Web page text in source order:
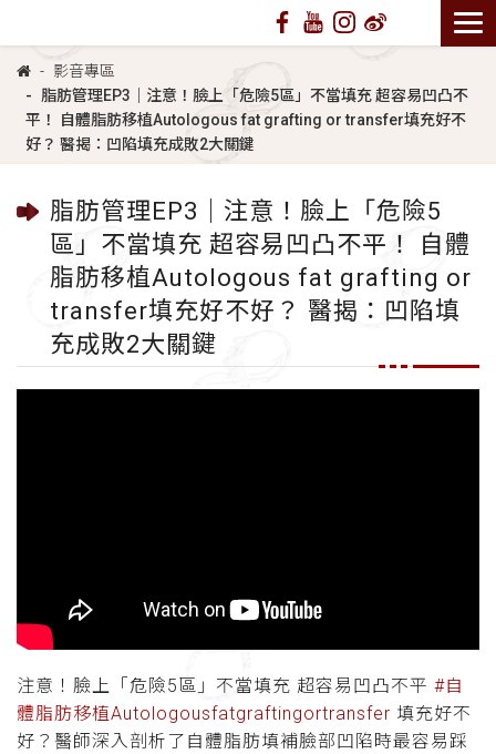
影音專區
脂肪管理EP3｜注意！臉上「危險5區」不當填充 超容易凹凸不
平！ 自體脂肪移植Autologous fat grafting or transfer填充好不
好？ 醫揭：凹陷填充成敗2大關鍵
脂肪管理EP3｜注意！臉上「危險5
區」不當填充 超容易凹凸不平！ 自體
脂肪移植Autologous fat grafting or
transfer填充好不好？ 醫揭：凹陷填
充成敗2大關鍵
注意！臉上「危險5區」不當填充 超容易凹凸不平 #自
體脂肪移植Autologousfatgraftingortransfer 填充好不
好？醫師深入剖析了自體脂肪填補臉部凹陷時最容易踩